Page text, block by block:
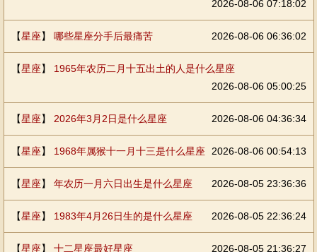
2026-08-06 07:18:02
【星座】 哪些星座分手后最痛苦 2026-08-06 06:36:02
【星座】 1965年农历二月十五出土的人是什么星座
2026-08-06 05:00:25
【星座】 2026年3月2日是什么星座 2026-08-06 04:36:34
【星座】 1968年属猴十一月十三是什么星座 2026-08-06 00:54:13
【星座】 年农历一月六日出生是什么星座 2026-08-05 23:36:36
【星座】 1983年4月26日生的是什么星座 2026-08-05 22:36:24
【星座】 十二星座最好星座 2026-08-05 21:36:27